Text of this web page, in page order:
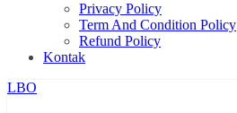
Privacy Policy
Term And Condition Policy
Refund Policy
Kontak
LBO